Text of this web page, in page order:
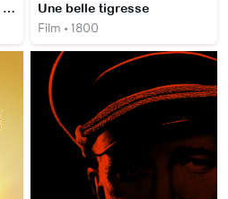
Les Croods (Pré)histoires de famille Une belle tigresse
Film • 1800